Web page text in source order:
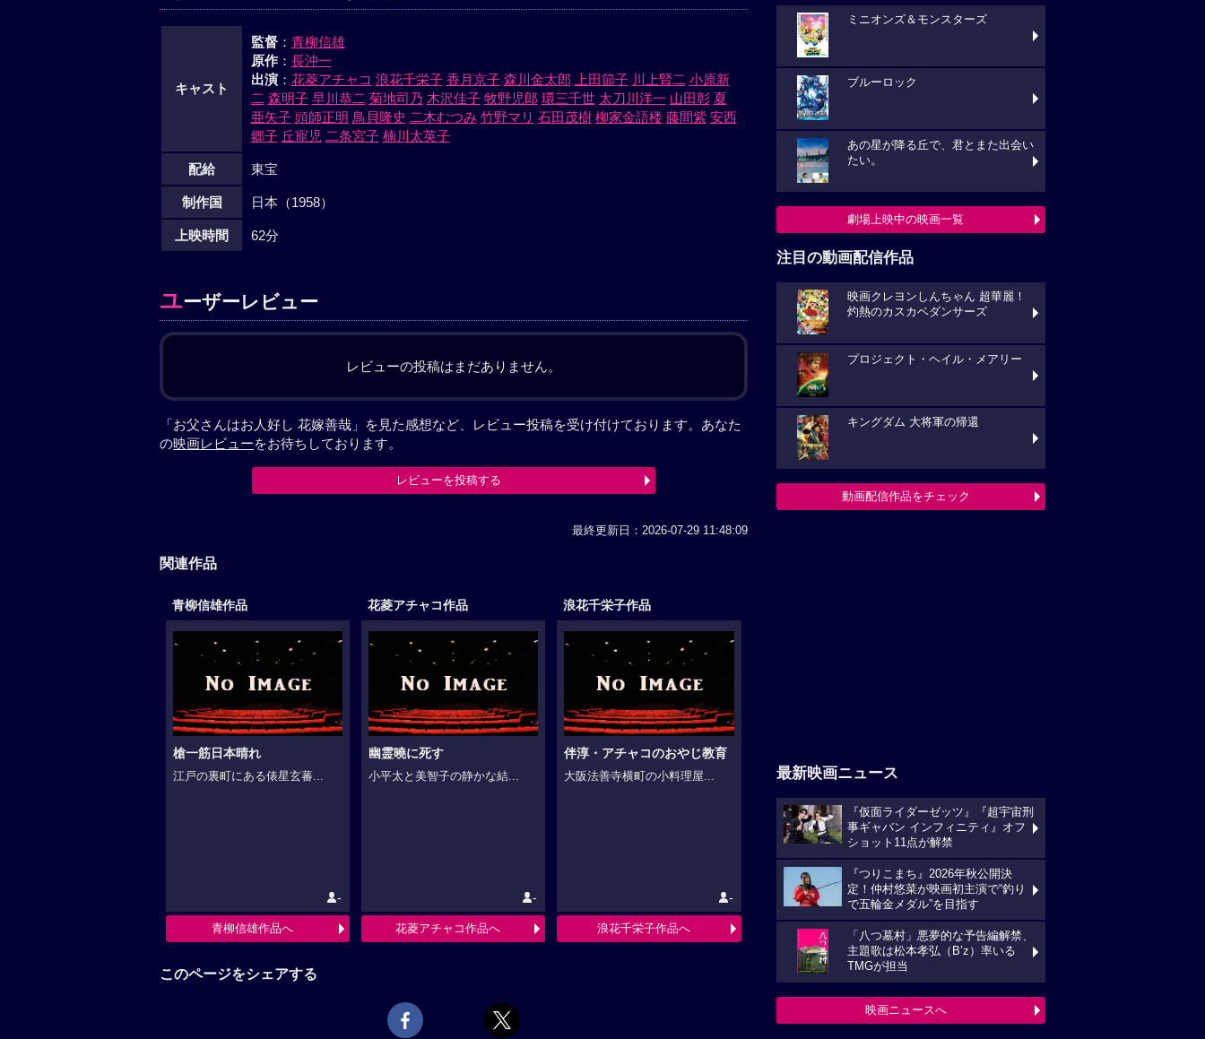
キャスト
監督： 青柳信雄
原作： 長沖一
出演： 花菱アチャコ 浪花千栄子 香月京子 森川金太郎 上田節子 川上賢二 小原新
二 森明子 早川恭二 菊地司乃 木沢佳子 牧野児郎 環三千世 太刀川洋一 山田彰 夏
亜矢子 頭師正明 鳥貝隆史 二木むつみ 竹野マリ 石田茂樹 柳家金語楼 藤間紫 安西
郷子 丘寵児 二条宮子 楠川太英子
配給 東宝
制作国 日本（1958）
上映時間 62分
ユーザーレビュー
レビューの投稿はまだありません。
「お父さんはお人好し 花嫁善哉」を見た感想など、レビュー投稿を受け付けております。あなた
の映画レビューをお待ちしております。
レビューを投稿する
最終更新日：2026-07-29 11:48:09
関連作品
青柳信雄作品
槍一筋日本晴れ
江戸の裏町にある俵星玄蕃...
-
青柳信雄作品へ
花菱アチャコ作品
幽霊曉に死す
小平太と美智子の静かな結...
-
花菱アチャコ作品へ
浪花千栄子作品
伴淳・アチャコのおやじ教育
大阪法善寺横町の小料理屋...
-
浪花千栄子作品へ
このページをシェアする
ミニオンズ＆モンスターズ
ブルーロック
あの星が降る丘で、君とまた出会い
たい。
劇場上映中の映画一覧
注目の動画配信作品
映画クレヨンしんちゃん 超華麗！
灼熱のカスカベダンサーズ
プロジェクト・ヘイル・メアリー
キングダム 大将軍の帰還
動画配信作品をチェック
最新映画ニュース
『仮面ライダーゼッツ』『超宇宙刑
事ギャバン インフィニティ』オフ
ショット11点が解禁
『つりこまち』2026年秋公開決
定！仲村悠菜が映画初主演で“釣り
で五輪金メダル”を目指す
「八つ墓村」悪夢的な予告編解禁、
主題歌は松本孝弘（B’z）率いる
TMGが担当
映画ニュースへ